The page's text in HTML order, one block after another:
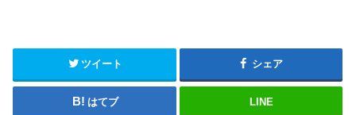
ツイート シェア
はてブ LINE